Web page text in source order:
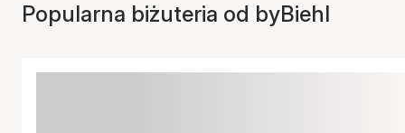
Popularna biżuteria od byBiehl